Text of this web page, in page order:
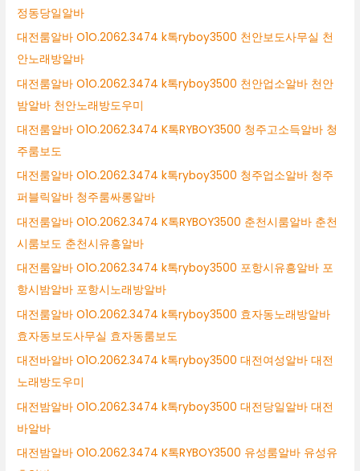
정동당일알바
대전룸알바 O1O.2062.3474 k톡ryboy3500 천안보도사무실 천
안노래방알바
대전룸알바 O1O.2062.3474 k톡ryboy3500 천안업소알바 천안
밤알바 천안노래방도우미
대전룸알바 O1O.2062.3474 K톡RYBOY3500 청주고소득알바 청
주룸보도
대전룸알바 O1O.2062.3474 k톡ryboy3500 청주업소알바 청주
퍼블릭알바 청주룸싸롱알바
대전룸알바 O1O.2062.3474 K톡RYBOY3500 춘천시룸알바 춘천
시룸보도 춘천시유흥알바
대전룸알바 O1O.2062.3474 k톡ryboy3500 포항시유흥알바 포
항시밤알바 포항시노래방알바
대전룸알바 O1O.2062.3474 k톡ryboy3500 효자동노래방알바
효자동보도사무실 효자동룸보도
대전바알바 O1O.2062.3474 k톡ryboy3500 대전여성알바 대전
노래방도우미
대전밤알바 O1O.2062.3474 k톡ryboy3500 대전당일알바 대전
바알바
대전밤알바 O1O.2062.3474 K톡RYBOY3500 유성룸알바 유성유